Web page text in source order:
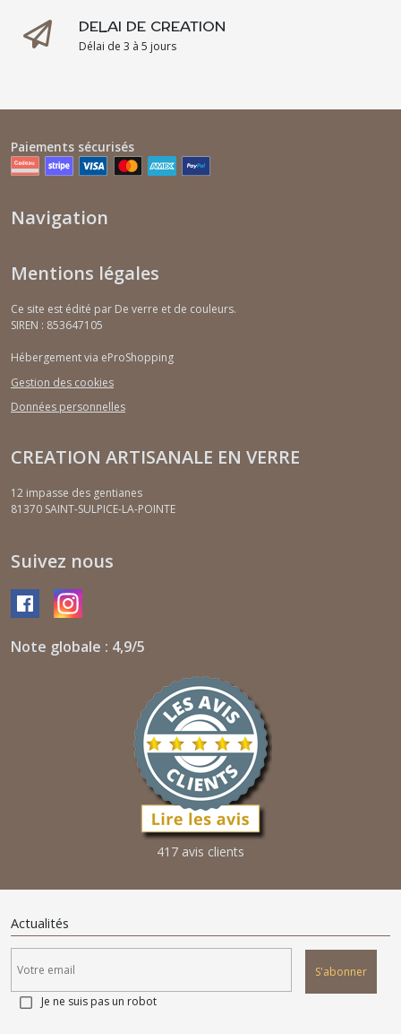
DELAI DE CREATION
Délai de 3 à 5 jours
Paiements sécurisés
Navigation
Mentions légales
Ce site est édité par De verre et de couleurs.
SIREN : 853647105
Hébergement via eProShopping
Gestion des cookies
Données personnelles
CREATION ARTISANALE EN VERRE
12 impasse des gentianes
81370 SAINT-SULPICE-LA-POINTE
Suivez nous
Note globale : 4,9/5
417 avis clients
Actualités
S'abonner
Je ne suis pas un robot